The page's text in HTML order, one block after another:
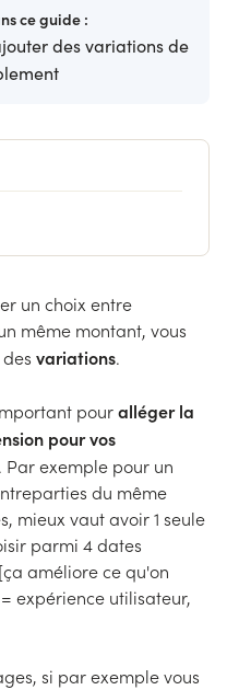
ce guide :
des variations de
un choix entre
même montant, vous
variations.
pouralléger la
pour vos
. Par exemple pour un
du même
mieux vaut avoir 1 seule
parmi 4 dates
améliore ce qu'on
expérience utilisateur,
si par exemple vous